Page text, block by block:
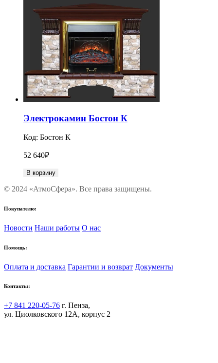
Электрокамин Бостон К
Код: Бостон К
52 640₽
В корзину
© 2024 «АтмоСфера». Все права защищены.
Покупателю:
Новости Наши работы О нас
Помощь:
Оплата и доставка Гарантии и возврат Документы
Контакты:
+7 841 220-05-76 г. Пенза,
ул. Циолковского 12А, корпус 2